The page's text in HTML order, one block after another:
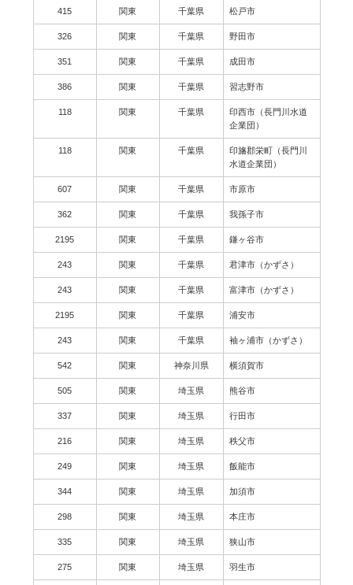
415 関東 千葉県 松戸市
326 関東 千葉県 野田市
351 関東 千葉県 成田市
386 関東 千葉県 習志野市
118 関東 千葉県
印西市（長門川水道
企業団）
118 関東 千葉県
印旛郡栄町（長門川
水道企業団）
607 関東 千葉県 市原市
362 関東 千葉県 我孫子市
2195 関東 千葉県 鎌ヶ谷市
243 関東 千葉県 君津市（かずさ）
243 関東 千葉県 富津市（かずさ）
2195 関東 千葉県 浦安市
243 関東 千葉県 袖ヶ浦市（かずさ）
542 関東 神奈川県 横須賀市
505 関東 埼玉県 熊谷市
337 関東 埼玉県 行田市
216 関東 埼玉県 秩父市
249 関東 埼玉県 飯能市
344 関東 埼玉県 加須市
298 関東 埼玉県 本庄市
335 関東 埼玉県 狭山市
275 関東 埼玉県 羽生市